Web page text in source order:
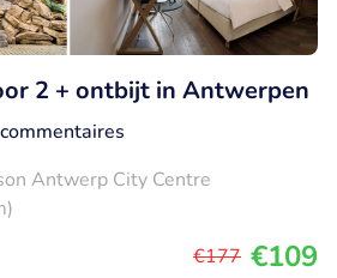
2 + ontbijt in Antwerpen
Antwerp City Centre
€177 €109